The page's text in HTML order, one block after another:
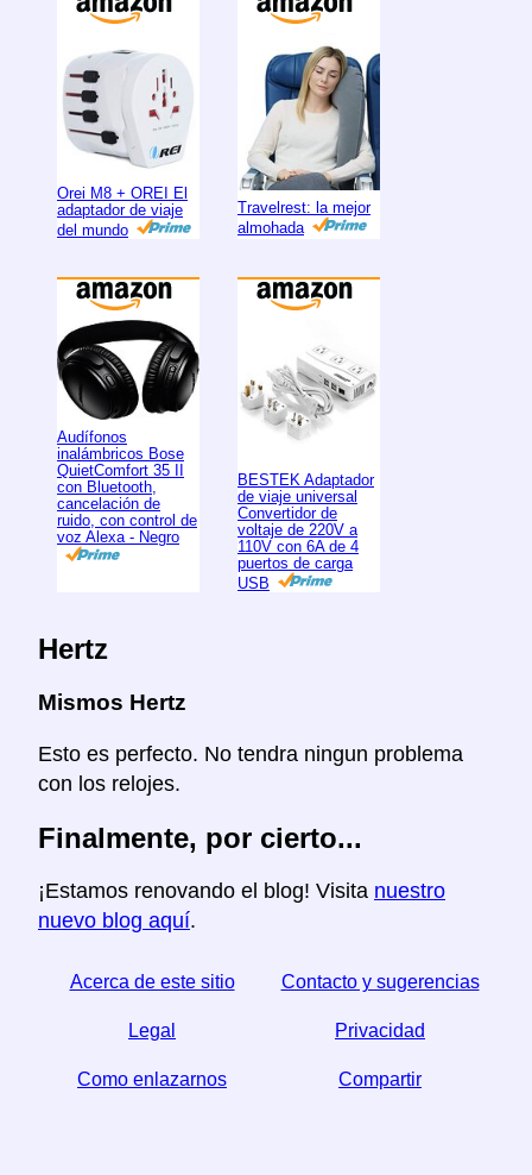
Orei M8 + OREI El
adaptador de viaje
del mundo
Travelrest: la mejor
almohada
Audífonos
inalámbricos Bose
QuietComfort 35 II
con Bluetooth,
cancelación de
ruido, con control de
voz Alexa - Negro
BESTEK Adaptador
de viaje universal
Convertidor de
voltaje de 220V a
110V con 6A de 4
puertos de carga
USB
Hertz
Mismos Hertz
Esto es perfecto. No tendra ningun problema
con los relojes.
Finalmente, por cierto...
¡Estamos renovando el blog! Visita nuestro
nuevo blog aquí.
Acerca de este sitio Contacto y sugerencias
Legal Privacidad
Como enlazarnos Compartir